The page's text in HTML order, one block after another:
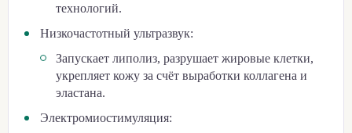
технологий.
Низкочастотный ультразвук:
Запускает липолиз, разрушает жировые клетки,
укрепляет кожу за счёт выработки коллагена и
эластана.
Электромиостимуляция: